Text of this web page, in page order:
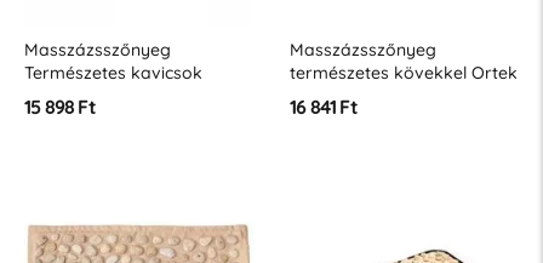
Masszázsszőnyeg
Természetes kavicsok
90x40 cm
15 898 Ft
Masszázsszőnyeg
természetes kövekkel Ortek
SOFT 93x44cm
16 841 Ft